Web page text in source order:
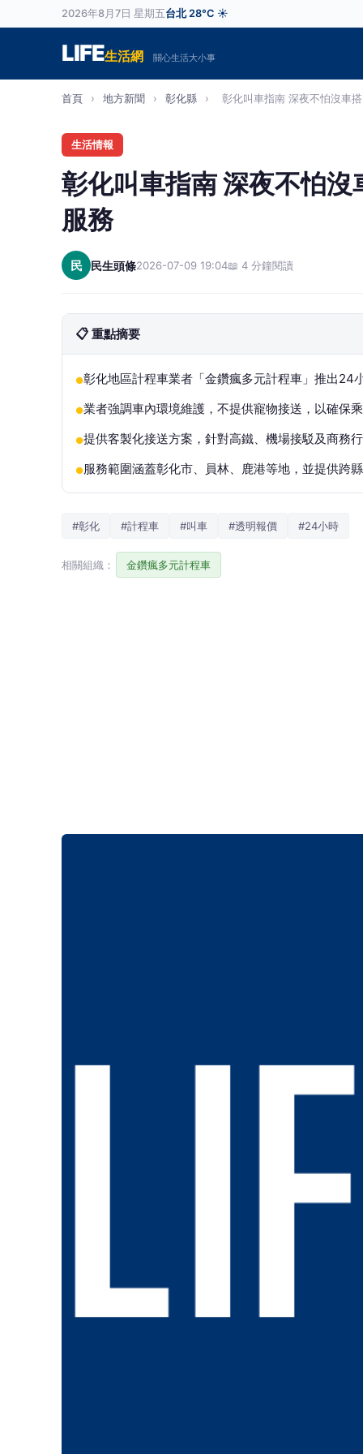
2026年8月7日 星期五台北 28°C ☀️
LIFE生活網 關心生活大小事
首頁 › 地方新聞 › 彰化縣 › 彰化叫車指南 深夜不怕沒車
生活情報
彰化叫車指南 深夜不怕
服務
民 民生頭條2026-07-09 19:04📖 4 分鐘閱讀
📋 重點摘要
●彰化地區計程車業者「金鑽瘋多元計程車」推出24
●業者強調車內環境維護，不提供寵物接送，以確保
●提供客製化接送方案，針對高鐵、機場接駁及商務
●服務範圍涵蓋彰化市、員林、鹿港等地，並提供跨
#彰化 #計程車 #叫車 #透明報價 #24小時
相關組織： 金鑽瘋多元計程車
主打透明報價：載客服務皆會在行前確認車資機制，避免